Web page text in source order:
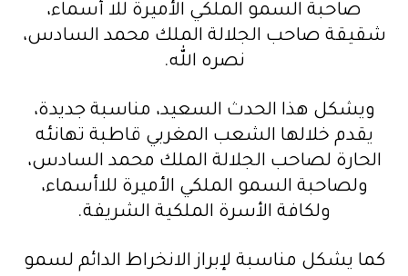
صاحبة السمو الملكي الأميرة للا أسماء،
شقيقة صاحب الجلالة الملك محمد السادس،
نصره الله.
ويشكل هذا الحدث السعيد، مناسبة جديدة،
يقدم خلالها الشعب المغربي قاطبة تهانئه
الحارة لصاحب الجلالة الملك محمد السادس،
ولصاحبة السمو الملكي الأميرة للاأسماء،
ولكافة الأسرة الملكية الشريفة.
كما يشكل مناسبة لإبراز الانخراط الدائم لسمو